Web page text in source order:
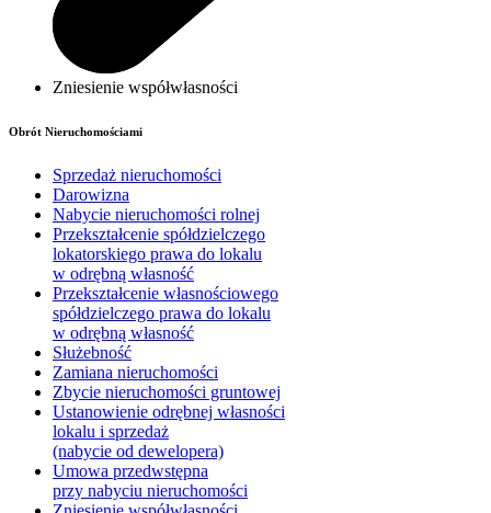
Zniesienie współwłasności
Obrót Nieruchomościami
Sprzedaż nieruchomości
Darowizna
Nabycie nieruchomości rolnej
Przekształcenie spółdzielczego
lokatorskiego prawa do lokalu
w odrębną własność
Przekształcenie własnościowego
spółdzielczego prawa do lokalu
w odrębną własność
Służebność
Zamiana nieruchomości
Zbycie nieruchomości gruntowej
Ustanowienie odrębnej własności
lokalu i sprzedaż
(nabycie od dewelopera)
Umowa przedwstępna
przy nabyciu nieruchomości